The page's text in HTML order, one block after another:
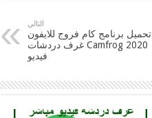
التالي
تحميل برنامج كام فروج للايفون
2020 Camfrog غرف دردشات
فيديو